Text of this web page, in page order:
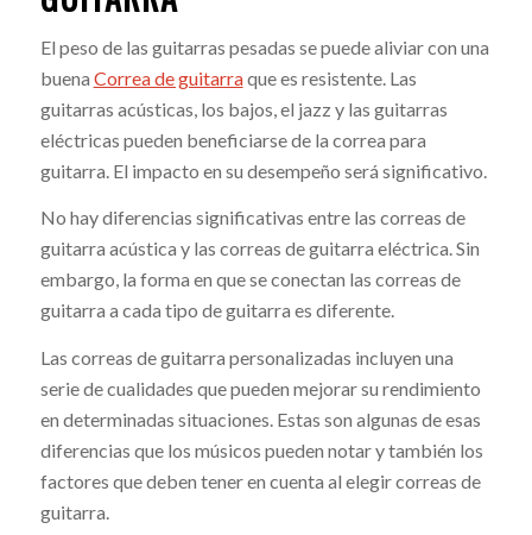
El peso de las guitarras pesadas se puede aliviar con una
buena Correa de guitarraque es resistente. Las
guitarras acústicas, los bajos, el jazz y las guitarras
eléctricas pueden beneficiarse de la correa para
guitarra. El impacto en su desempeño será significativo.
No hay diferencias significativas entre las correas de
guitarra acústica y las correas de guitarra eléctrica. Sin
embargo, la forma en que se conectan las correas de
guitarra a cada tipo de guitarra es diferente.
Las correas de guitarra personalizadas incluyen una
serie de cualidades que pueden mejorar su rendimiento
en determinadas situaciones. Estas son algunas de esas
diferencias que los músicos pueden notar y también los
factores que deben tener en cuenta al elegir correas de
guitarra.